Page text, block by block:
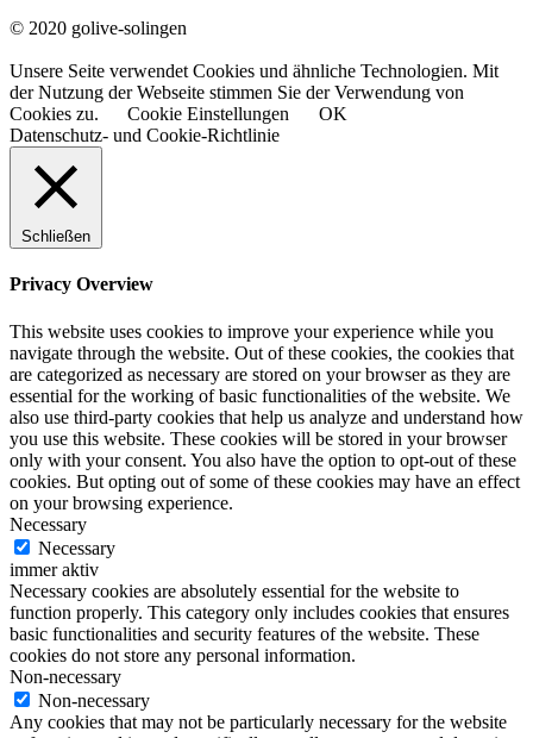
© 2020 golive-solingen
Unsere Seite verwendet Cookies und ähnliche Technologien. Mit
der Nutzung der Webseite stimmen Sie der Verwendung von
Cookies zu.
Cookie Einstellungen
OK
Datenschutz- und Cookie-Richtlinie
Schließen
Privacy Overview
This website uses cookies to improve your experience while you
navigate through the website. Out of these cookies, the cookies that
are categorized as necessary are stored on your browser as they are
essential for the working of basic functionalities of the website. We
also use third-party cookies that help us analyze and understand how
you use this website. These cookies will be stored in your browser
only with your consent. You also have the option to opt-out of these
cookies. But opting out of some of these cookies may have an effect
on your browsing experience.
Necessary
Necessary
immer aktiv
Necessary cookies are absolutely essential for the website to
function properly. This category only includes cookies that ensures
basic functionalities and security features of the website. These
cookies do not store any personal information.
Non-necessary
Non-necessary
Any cookies that may not be particularly necessary for the website